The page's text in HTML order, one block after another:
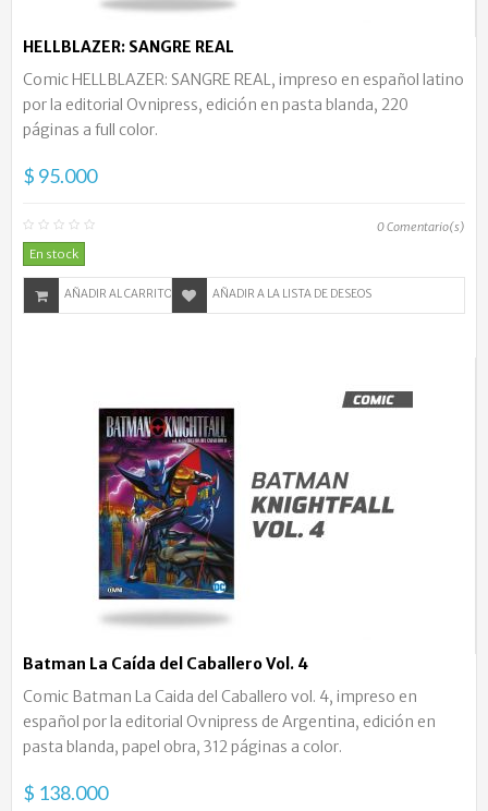
HELLBLAZER: SANGRE REAL
Comic HELLBLAZER: SANGRE REAL, impreso en español latino
por la editorial Ovnipress, edición en pasta blanda, 220
páginas a full color.
$ 95.000
0Comentario(s)
En stock
AÑADIR AL CARRITO AÑADIR A LA LISTA DE DESEOS
Batman La Caída del Caballero Vol. 4
Comic Batman La Caida del Caballero vol. 4, impreso en
español por la editorial Ovnipress de Argentina, edición en
pasta blanda, papel obra, 312 páginas a color.
$ 138.000